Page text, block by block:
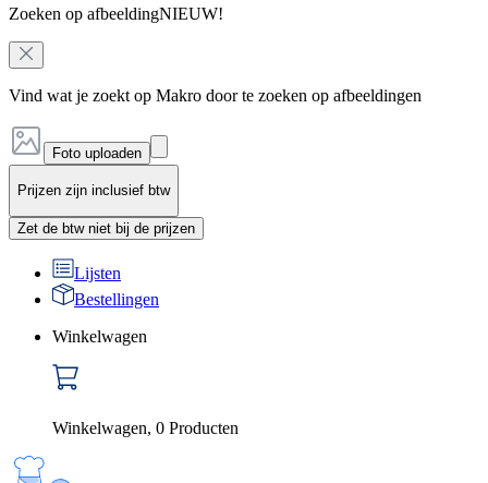
Zoeken op afbeeldingNIEUW!
Vind wat je zoekt op Makro door te zoeken op afbeeldingen
Foto uploaden
Prijzen zijn inclusief btw
Zet de btw niet bij de prijzen
Lijsten
Bestellingen
Winkelwagen
Winkelwagen, 0 Producten